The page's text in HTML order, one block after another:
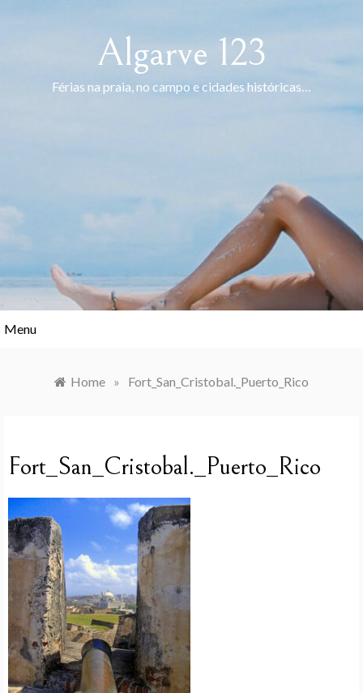
Algarve 123
Férias na praia, no campo e cidades históricas…
Menu
Home » Fort_San_Cristobal._Puerto_Rico
Fort_San_Cristobal._Puerto_Rico